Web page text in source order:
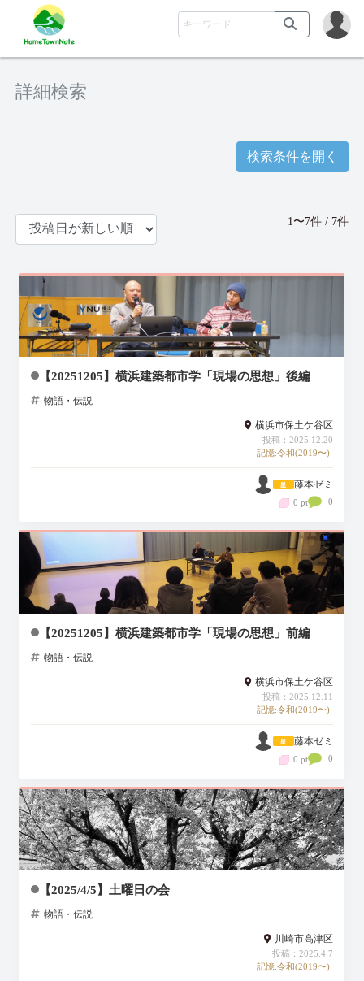
詳細検索
検索条件を開く
1〜7件 / 7件
【20251205】横浜建築都市学「現場の思想」後編
物語・伝説
横浜市保土ケ谷区
投稿：2025.12.20
記憶:令和(2019〜)
藤本ゼミ
0 pt 0
【20251205】横浜建築都市学「現場の思想」前編
物語・伝説
横浜市保土ケ谷区
投稿：2025.12.11
記憶:令和(2019〜)
藤本ゼミ
0 pt 0
【2025/4/5】土曜日の会
物語・伝説
川崎市高津区
投稿：2025.4.7
記憶:令和(2019〜)